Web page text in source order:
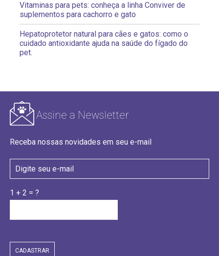
Vitaminas para pets: conheça a linha Conviver de
suplementos para cachorro e gato
Hepatoprotetor natural para cães e gatos: como o
cuidado antioxidante ajuda na saúde do fígado do
pet.
Assine a Newsletter
Receba nossas novidades em seu e-mail
1 + 2 = ?